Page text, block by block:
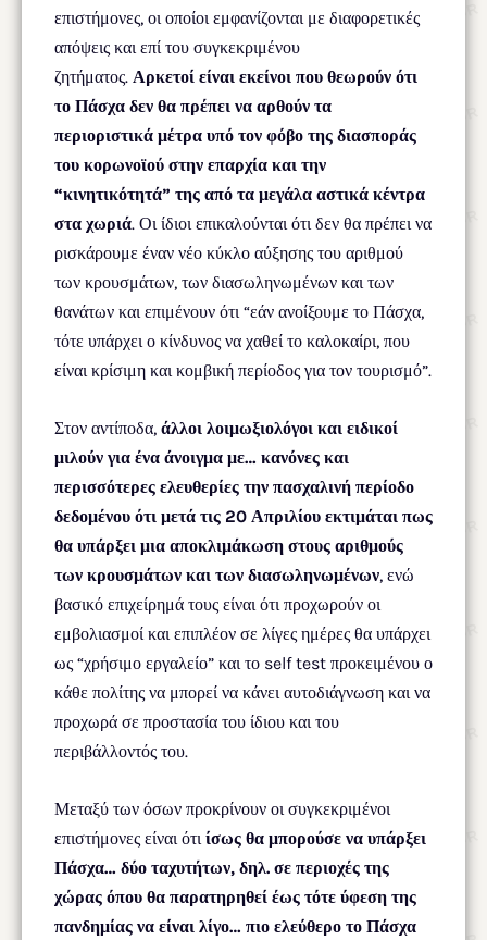
επιστήμονες, οι οποίοι εμφανίζονται με διαφορετικές
απόψεις και επί του συγκεκριμένου
ζητήματος. Αρκετοί είναι εκείνοι που θεωρούν ότι
το Πάσχα δεν θα πρέπει να αρθούν τα
περιοριστικά μέτρα υπό τον φόβο της διασποράς
του κορωνοϊού στην επαρχία και την
“κινητικότητά” της από τα μεγάλα αστικά κέντρα
στα χωριά. Οι ίδιοι επικαλούνται ότι δεν θα πρέπει να
ρισκάρουμε έναν νέο κύκλο αύξησης του αριθμού
των κρουσμάτων, των διασωληνωμένων και των
θανάτων και επιμένουν ότι “εάν ανοίξουμε το Πάσχα,
τότε υπάρχει ο κίνδυνος να χαθεί το καλοκαίρι, που
είναι κρίσιμη και κομβική περίοδος για τον τουρισμό”.
Στον αντίποδα, άλλοι λοιμωξιολόγοι και ειδικοί
μιλούν για ένα άνοιγμα με… κανόνες και
περισσότερες ελευθερίες την πασχαλινή περίοδο
δεδομένου ότι μετά τις 20 Απριλίου εκτιμάται πως
θα υπάρξει μια αποκλιμάκωση στους αριθμούς
των κρουσμάτων και των διασωληνωμένων, ενώ
βασικό επιχείρημά τους είναι ότι προχωρούν οι
εμβολιασμοί και επιπλέον σε λίγες ημέρες θα υπάρχει
ως “χρήσιμο εργαλείο” και το self test προκειμένου ο
κάθε πολίτης να μπορεί να κάνει αυτοδιάγνωση και να
προχωρά σε προστασία του ίδιου και του
περιβάλλοντός του.
Μεταξύ των όσων προκρίνουν οι συγκεκριμένοι
επιστήμονες είναι ότιίσως θα μπορούσε να υπάρξει
Πάσχα… δύο ταχυτήτων, δηλ. σε περιοχές της
χώρας όπου θα παρατηρηθεί έως τότε ύφεση της
πανδημίας να είναι λίγο… πιο ελεύθερο το Πάσχα